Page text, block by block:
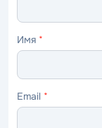
Имя *
Email *